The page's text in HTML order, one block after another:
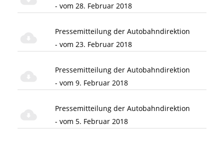
- vom 28. Februar 2018
Pressemitteilung der Autobahndirektion
- vom 23. Februar 2018
Pressemitteilung der Autobahndirektion
- vom 9. Februar 2018
Pressemitteilung der Autobahndirektion
- vom 5. Februar 2018